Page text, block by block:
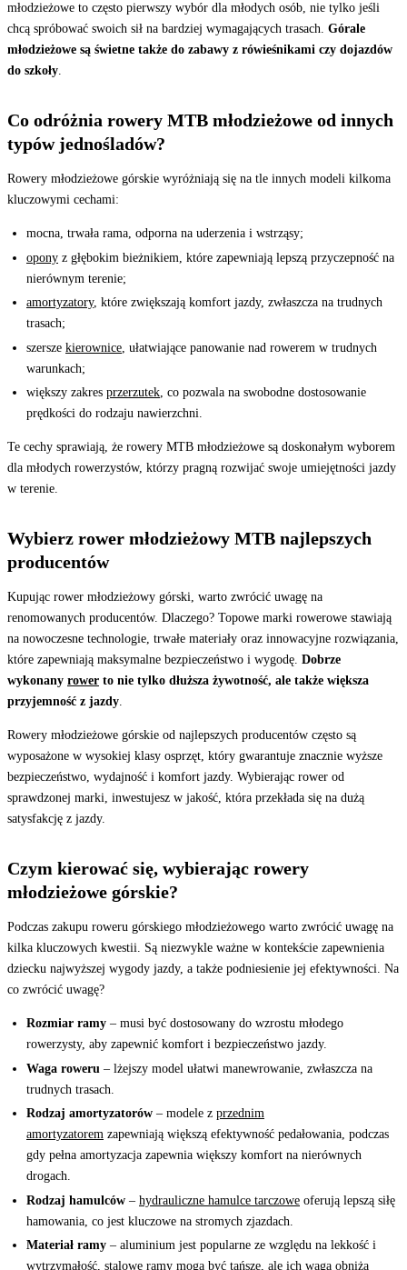
młodzieżowe to często pierwszy wybór dla młodych osób, nie tylko jeśli
chcą spróbować swoich sił na bardziej wymagających trasach. Górale
młodzieżowe są świetne także do zabawy z rówieśnikami czy dojazdów
do szkoły.
Co odróżnia rowery MTB młodzieżowe od innych
typów jednośladów?
Rowery młodzieżowe górskie wyróżniają się na tle innych modeli kilkoma
kluczowymi cechami:
mocna, trwała rama, odporna na uderzenia i wstrząsy;
opony z głębokim bieżnikiem, które zapewniają lepszą przyczepność na
nierównym terenie;
amortyzatory, które zwiększają komfort jazdy, zwłaszcza na trudnych
trasach;
szersze kierownice , ułatwiające panowanie nad rowerem w trudnych
warunkach;
większy zakres przerzutek, co pozwala na swobodne dostosowanie
prędkości do rodzaju nawierzchni.
Te cechy sprawiają, że rowery MTB młodzieżowe są doskonałym wyborem
dla młodych rowerzystów, którzy pragną rozwijać swoje umiejętności jazdy
w terenie.
Wybierz rower młodzieżowy MTB najlepszych
producentów
Kupując rower młodzieżowy górski, warto zwrócić uwagę na
renomowanych producentów. Dlaczego? Topowe marki rowerowe stawiają
na nowoczesne technologie, trwałe materiały oraz innowacyjne rozwiązania,
które zapewniają maksymalne bezpieczeństwo i wygodę. Dobrze
wykonany rower to nie tylko dłuższa żywotność, ale także większa
przyjemność z jazdy.
Rowery młodzieżowe górskie od najlepszych producentów często są
wyposażone w wysokiej klasy osprzęt, który gwarantuje znacznie wyższe
bezpieczeństwo, wydajność i komfort jazdy. Wybierając rower od
sprawdzonej marki, inwestujesz w jakość, która przekłada się na dużą
satysfakcję z jazdy.
Czym kierować się, wybierając rowery
młodzieżowe górskie?
Podczas zakupu roweru górskiego młodzieżowego warto zwrócić uwagę na
kilka kluczowych kwestii. Są niezwykle ważne w kontekście zapewnienia
dziecku najwyższej wygody jazdy, a także podniesienie jej efektywności. Na
co zwrócić uwagę?
Rozmiar ramy – musi być dostosowany do wzrostu młodego
rowerzysty, aby zapewnić komfort i bezpieczeństwo jazdy.
Waga roweru – lżejszy model ułatwi manewrowanie, zwłaszcza na
trudnych trasach.
Rodzaj amortyzatorów – modele z przednim
amortyzatorem zapewniają większą efektywność pedałowania, podczas
gdy pełna amortyzacja zapewnia większy komfort na nierównych
drogach.
Rodzaj hamulców – hydrauliczne hamulce tarczowe oferują lepszą siłę
hamowania, co jest kluczowe na stromych zjazdach.
Materiał ramy – aluminium jest popularne ze względu na lekkość i
wytrzymałość, stalowe ramy mogą być tańsze, ale ich waga obniża